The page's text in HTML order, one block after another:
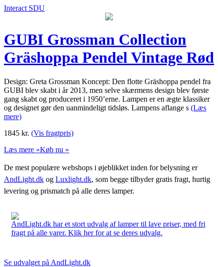
Interact SDU
GUBI Grossman Collection
Gräshoppa Pendel Vintage Rød
Design: Greta Grossman Koncept: Den flotte Gräshoppa pendel fra
GUBI blev skabt i år 2013, men selve skærmens design blev første
gang skabt og produceret i 1950’erne. Lampen er en ægte klassiker
og designet gør den uanmindeligt tidsløs. Lampens aflange s (Læs
mere)
1845 kr. (Vis fragtpris)
Læs mere »Køb nu »
De mest populære webshops i øjeblikket inden for belysning er
AndLight.dk og Luxlight.dk, som begge tilbyder gratis fragt, hurtig
levering og prismatch på alle deres lamper.
AndLight.dk har et stort udvalg af lamper til lave priser, med fri
fragt på alle varer. Klik her for at se deres udvalg.
Se udvalget på AndLight.dk